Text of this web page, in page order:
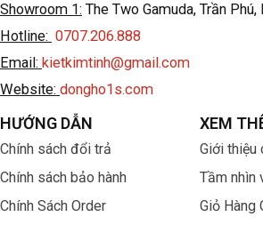
Showroom 1: The Two Gamuda, Trần
Hotline: 0707.206.888
Email: kietkimtinh@gmail.com
Website: dongho1s.com
HƯỚNG DẪN
Chính sách đổi trả
Chính sách bảo hành
Chính Sách Order
XEM
Giới thiệu
Tầm nhìn
Giỏ Hàng